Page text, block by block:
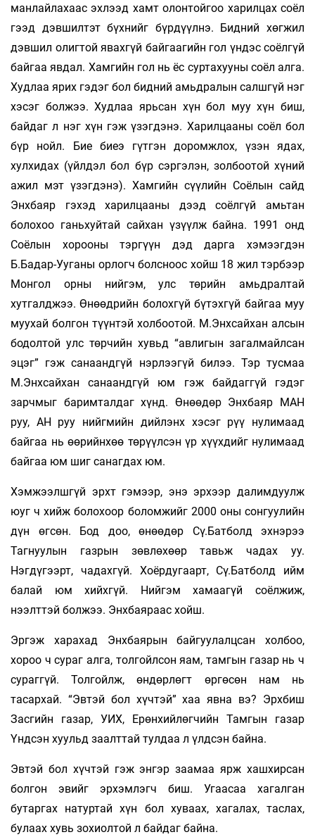
манлайлахаас эхлээд хамт олонтойгоо харилцах соёл
гээд дэвшилтэт бүхнийг бүрдүүлнэ. Бидний хөгжил
дэвшил олигтой явахгүй байгаагийн гол үндэс соёлгүй
байгаа явдал. Хамгийн гол нь ёс суртахууны соёл алга.
Худлаа ярих гэдэг бол бидний амьдралын салшгүй нэг
хэсэг болжээ. Худлаа ярьсан хүн бол муу хүн биш,
байдаг л нэг хүн гэж үзэгдэнэ. Харилцааны соёл бол
бүр нойл. Бие биеэ гүтгэн доромжлох, үзэн ядах,
хулхидах (үйлдэл бол бүр сэргэлэн, золбоотой хүний
ажил мэт үзэгдэнэ). Хамгийн сүүлийн Соёлын сайд
Энхбаяр гэхэд харилцааны дээд соёлгүй амьтан
болохоо ганьхуйтай сайхан үзүүлж байна. 1991 онд
Соёлын хорооны тэргүүн дэд дарга хэмээгдэн
Б.Бадар-Ууганы орлогч болсноос хойш 18 жил тэрбээр
Монгол орны нийгэм, улс төрийн амьдралтай
хутгалджээ. Өнөөдрийн болохгүй бүтэхгүй байгаа муу
муухай болгон түүнтэй холбоотой. М.Энхсайхан алсын
бодолтой улс төрчийн хувьд “авлигын загалмайлсан
эцэг” гэж санаандгүй нэрлээгүй билээ. Тэр тусмаа
М.Энхсайхан санаандгүй юм гэж байдаггүй гэдэг
зарчмыг баримталдаг хүнд. Өнөөдөр Энхбаяр МАН
руу, АН руу нийгмийн дийлэнх хэсэг рүү нулимаад
байгаа нь өөрийнхөө төрүүлсэн үр хүүхдийг нулимаад
байгаа юм шиг санагдах юм.
Хэмжээлшгүй эрхт гэмээр, энэ эрхээр далимдуулж
юуг ч хийж болохоор боломжийг 2000 оны сонгуулийн
дүн өгсөн. Бод доо, өнөөдөр Сү.Батболд эхнэрээ
Тагнуулын газрын зөвлөхөөр тавьж чадах уу.
Нэгдүгээрт, чадахгүй. Хоёрдугаарт, Сү.Батболд ийм
балай юм хийхгүй. Нийгэм хамаагүй соёлжиж,
нээлттэй болжээ. Энхбаяраас хойш.
Эргэж харахад Энхбаярын байгуулалцсан холбоо,
хороо ч сураг алга, толгойлсон яам, тамгын газар нь ч
сураггүй. Толгойлж, өндөрлөгт өргөсөн нам нь
тасархай. “Эвтэй бол хүчтэй” хаа явна вэ? Эрхбиш
Засгийн газар, УИХ, Ерөнхийлөгчийн Тамгын газар
Үндсэн хуульд заалттай тулдаа л үлдсэн байна.
Эвтэй бол хүчтэй гэж энгэр заамаа ярж хашхирсан
болгон эвийг эрхэмлэгч биш. Угаасаа хагалган
бутаргах натуртай хүн бол хуваах, хагалах, таслах,
булаах хувь зохиолтой л байдаг байна.